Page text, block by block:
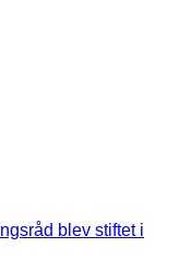
blev stiftet i